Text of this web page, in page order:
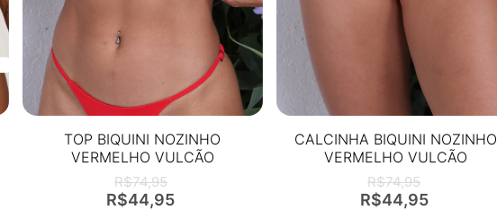
TOP BIQUINI NOZINHO
VERMELHO VULCÃO
R$74,95
R$44,95
CALCINHA BIQUINI NOZINHO
VERMELHO VULCÃO
R$74,95
R$44,95